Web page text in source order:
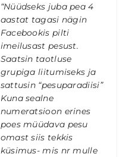
“Nüüdseks juba pea 4
aastat tagasi nägin
Facebookis pilti
imeilusast pesust.
Saatsin taotluse
grupiga liitumiseks ja
sattusin “pesuparadiisi”
Kuna sealne
numeratsioon erines
poes müüdava pesu
omast siis tekkis
küsimus- mis nr mulle